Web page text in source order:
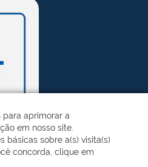
para aprimorar a
em nosso site.
básicas sobre a(s) visita(s)
concorda, clique em